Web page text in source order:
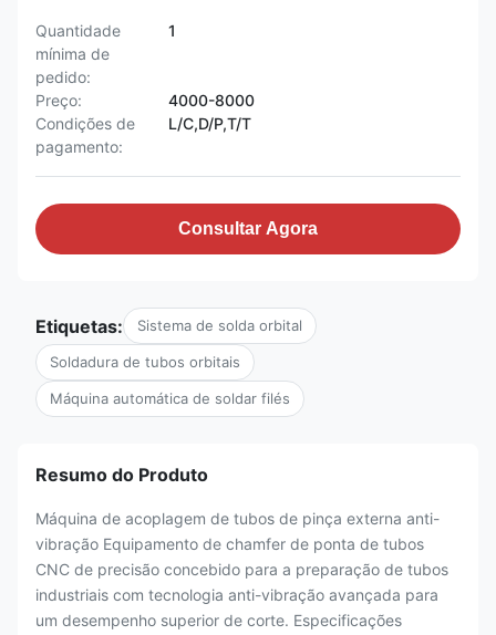
Quantidade
mínima de
pedido:
1
Preço:
4000-8000
Condições de
pagamento:
L/C,D/P,T/T
Consultar Agora
Etiquetas: Sistema de solda orbital
Soldadura de tubos orbitais
Máquina automática de soldar filés
Resumo do Produto
Máquina de acoplagem de tubos de pinça externa anti-
vibração Equipamento de chamfer de ponta de tubos
CNC de precisão concebido para a preparação de tubos
industriais com tecnologia anti-vibração avançada para
um desempenho superior de corte. Especificações